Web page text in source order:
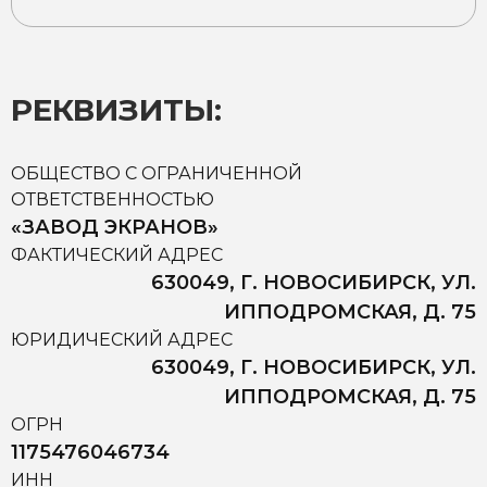
РЕКВИЗИТЫ:
ОБЩЕСТВО С ОГРАНИЧЕННОЙ
ОТВЕТСТВЕННОСТЬЮ
«ЗАВОД ЭКРАНОВ»
ФАКТИЧЕСКИЙ АДРЕС
630049, Г. НОВОСИБИРСК, УЛ.
ИППОДРОМСКАЯ, Д. 75
ЮРИДИЧЕСКИЙ АДРЕС
630049, Г. НОВОСИБИРСК, УЛ.
ИППОДРОМСКАЯ, Д. 75
ОГРН
1175476046734
ИНН